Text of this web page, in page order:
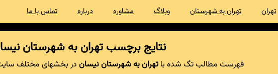
تهران تهران به شهرستان وبلاگ مشاوره درباره تماس با ما
نتایج برچسب تهران به شهرستان
فهرست مطالب تگ شده با تهران به شهرستان نیسان در بخشهای مختلف سایت